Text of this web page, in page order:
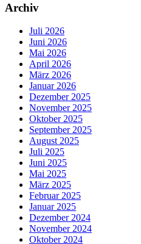
Archiv
Juli 2026
Juni 2026
Mai 2026
April 2026
März 2026
Januar 2026
Dezember 2025
November 2025
Oktober 2025
September 2025
August 2025
Juli 2025
Juni 2025
Mai 2025
März 2025
Februar 2025
Januar 2025
Dezember 2024
November 2024
Oktober 2024